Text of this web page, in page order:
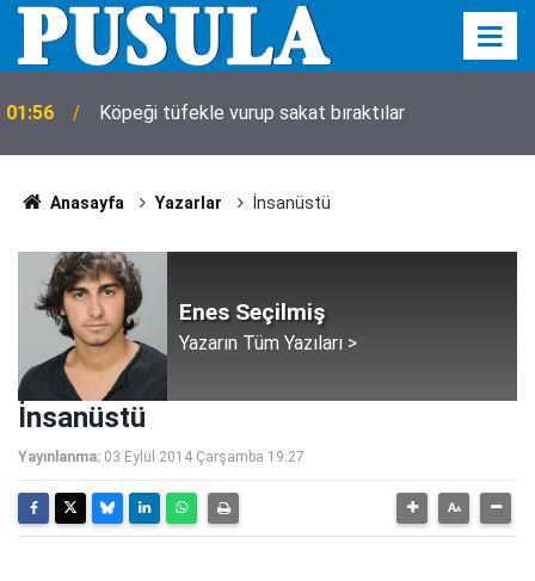
01:56 Köpeği tüfekle vurup sakat bıraktılar
Anasayfa Yazarlar İnsanüstü
Enes Seçilmiş
Yazarın Tüm Yazıları >
İnsanüstü
Yayınlanma: 03 Eylül 2014 Çarşamba 19:27